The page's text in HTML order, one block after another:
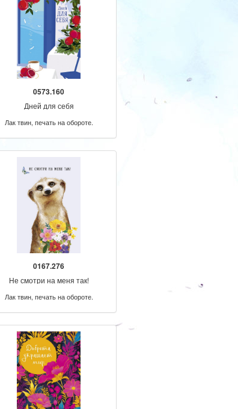
0573.160
Дней для себя
Лак твин, печать на обороте.
0167.276
Не смотри на меня так!
Лак твин, печать на обороте.